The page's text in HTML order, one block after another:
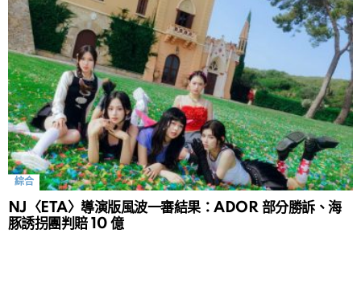
綜合
NJ〈ETA〉導演版風波一審結果：ADOR 部分勝訴、海
豚誘拐團判賠 10 億